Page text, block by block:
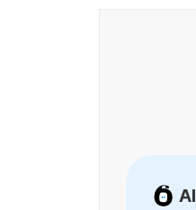
시대의 불안을
- [보스턴 글로